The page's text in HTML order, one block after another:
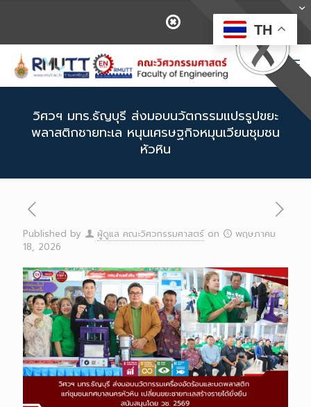
วิศวฯ มทร.ธัญบุรี ส่งมอบนวัตกรรมแปรรูปขยะ
พลาสติกชายทะเล หนุนเศรษฐกิจหมุนเวียนชุมชน
หัวหิน
Published by ผู้ดูแล คณะวิศวกรรมศาสตร์ on
พฤษภาคม
18, 2026
TH